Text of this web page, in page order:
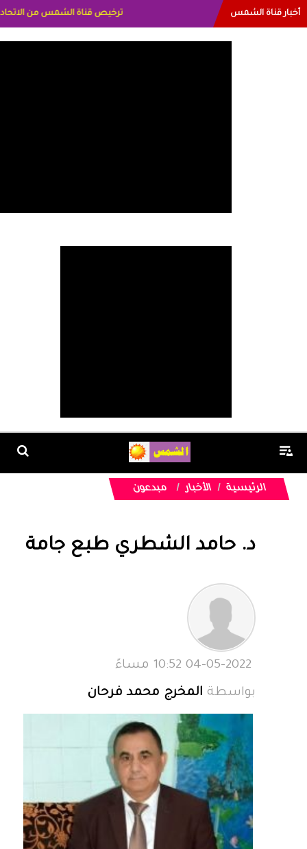
أخبار قناة الشمس
الرئيسية الأخبار مبدعون
د. حامد الشطري طبع جامة
بواسطة المخرج محمد فرحان